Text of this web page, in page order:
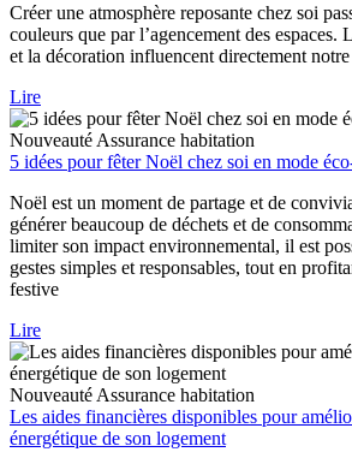
Créer une atmosphère reposante chez soi
couleurs que par l’agencement des espaces.
et la décoration influencent directement
Lire
Nouveauté Assurance habitation
5 idées pour fêter Noël chez soi en mode
Noël est un moment de partage et de
générer beaucoup de déchets et de
limiter son impact environnemental, il est
gestes simples et responsables, tout en
festive
Lire
Nouveauté Assurance habitation
Les aides financières disponibles pour
énergétique de son logement